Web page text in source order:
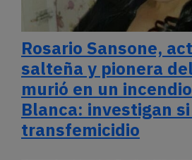
Rosario Sansone,
salteña y pionera
murió en un
Blanca: investigan
transfemicidio